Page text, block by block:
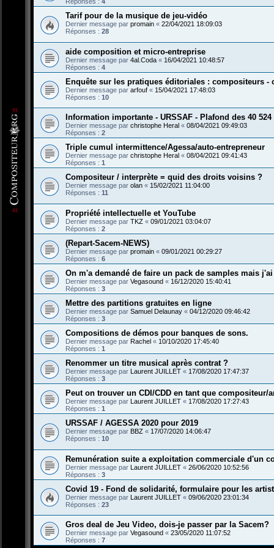
Tarif pour de la musique de jeu-vidéo
Dernier message par promain « 22/04/2021 18:09:03
Réponses : 28
aide composition et micro-entreprise
Dernier message par 4al.Coda « 16/04/2021 10:48:57
Réponses : 4
Enquête sur les pratiques éditoriales : compositeurs -
Dernier message par arfouf « 15/04/2021 17:48:03
Réponses : 10
Information importante - URSSAF - Plafond des 40 524
Dernier message par christophe Heral « 08/04/2021 09:49:03
Réponses : 2
Triple cumul intermittence/Agessa/auto-entrepreneur
Dernier message par christophe Heral « 08/04/2021 09:41:43
Réponses : 1
Compositeur / interprète = quid des droits voisins ?
Dernier message par olan « 15/02/2021 11:04:00
Réponses : 11
Propriété intellectuelle et YouTube
Dernier message par TKZ « 09/01/2021 03:04:07
Réponses : 2
(Repart-Sacem-NEWS)
Dernier message par promain « 09/01/2021 00:29:27
Réponses : 6
On m'a demandé de faire un pack de samples mais
Dernier message par Vegasound « 16/12/2020 15:40:41
Réponses : 3
Mettre des partitions gratuites en ligne
Dernier message par Samuel Delaunay « 04/12/2020 09:46:42
Réponses : 3
Compositions de démos pour banques de sons.
Dernier message par Rachel « 10/10/2020 17:45:40
Réponses : 1
Renommer un titre musical après contrat ?
Dernier message par Laurent JUILLET « 17/08/2020 17:47:37
Réponses : 3
Peut on trouver un CDI/CDD en tant que compositeur/
Dernier message par Laurent JUILLET « 17/08/2020 17:27:43
Réponses : 1
URSSAF / AGESSA 2020 pour 2019
Dernier message par BBZ « 17/07/2020 14:06:47
Réponses : 10
Remunération suite a exploitation commerciale d'un
Dernier message par Laurent JUILLET « 26/06/2020 10:52:56
Réponses : 3
Covid 19 - Fond de solidarité, formulaire pour les
Dernier message par Laurent JUILLET « 09/06/2020 23:01:34
Réponses : 23
Gros deal de Jeu Video, dois-je passer par la Sacem?
Dernier message par Vegasound « 23/05/2020 11:07:52
Réponses : 7